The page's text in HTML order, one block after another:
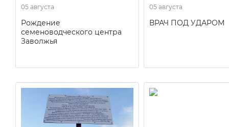
05 августа
Рождение
семеноводческого центра
Заволжья
05 августа
ВРАЧ ПОД УДАРОМ